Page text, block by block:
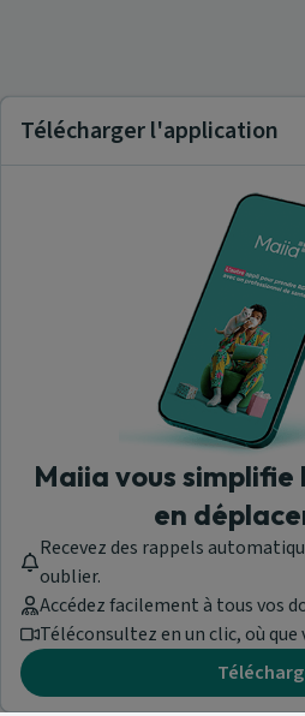
Télécharger l'application
Maiia vous simplifie
en
Recevez des rappels
oublier.
Accédez facilement à tous vos
Téléconsultez en un clic, où que